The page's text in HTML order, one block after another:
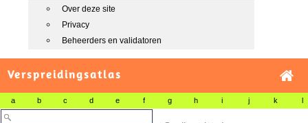
Over deze site
Privacy
Beheerders en validatoren
Verspreidingsatlas
a b c d e f g h i j k l